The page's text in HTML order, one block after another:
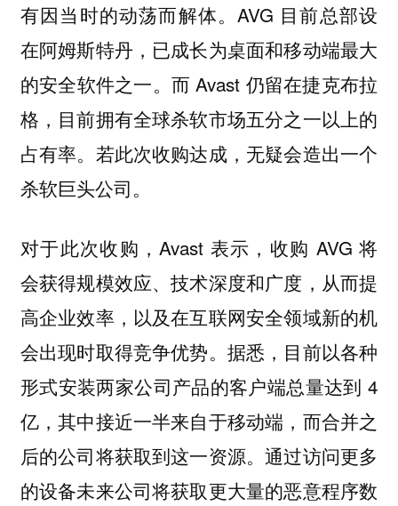
有因当时的动荡而解体。AVG 目前总部设
在阿姆斯特丹，已成长为桌面和移动端最大
的安全软件之一。而 Avast 仍留在捷克布拉
格，目前拥有全球杀软市场五分之一以上的
占有率。若此次收购达成，无疑会造出一个
杀软巨头公司。
对于此次收购，Avast 表示，收购 AVG 将
会获得规模效应、技术深度和广度，从而提
高企业效率，以及在互联网安全领域新的机
会出现时取得竞争优势。据悉，目前以各种
形式安装两家公司产品的客户端总量达到 4
亿，其中接近一半来自于移动端，而合并之
后的公司将获取到这一资源。通过访问更多
的设备未来公司将获取更大量的恶意程序数